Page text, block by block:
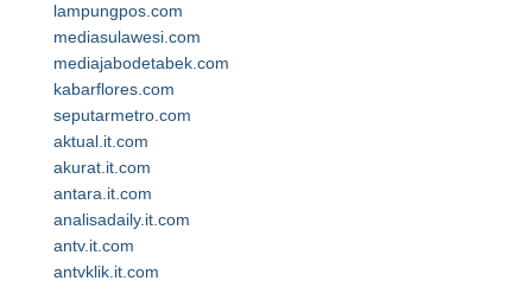
lampungpos.com
mediasulawesi.com
mediajabodetabek.com
kabarflores.com
seputarmetro.com
aktual.it.com
akurat.it.com
antara.it.com
analisadaily.it.com
antv.it.com
antvklik.it.com